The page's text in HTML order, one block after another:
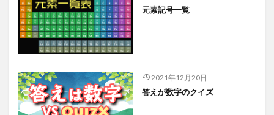
元素記号一覧
2021年12月20日
答えが数字のクイズ